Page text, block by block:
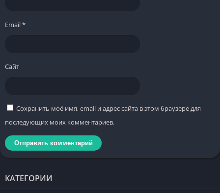
Email*
Сайт
Сохранить моё имя, email и адрес сайта в этом браузере для
последующих моих комментариев.
КАТЕГОРИИ